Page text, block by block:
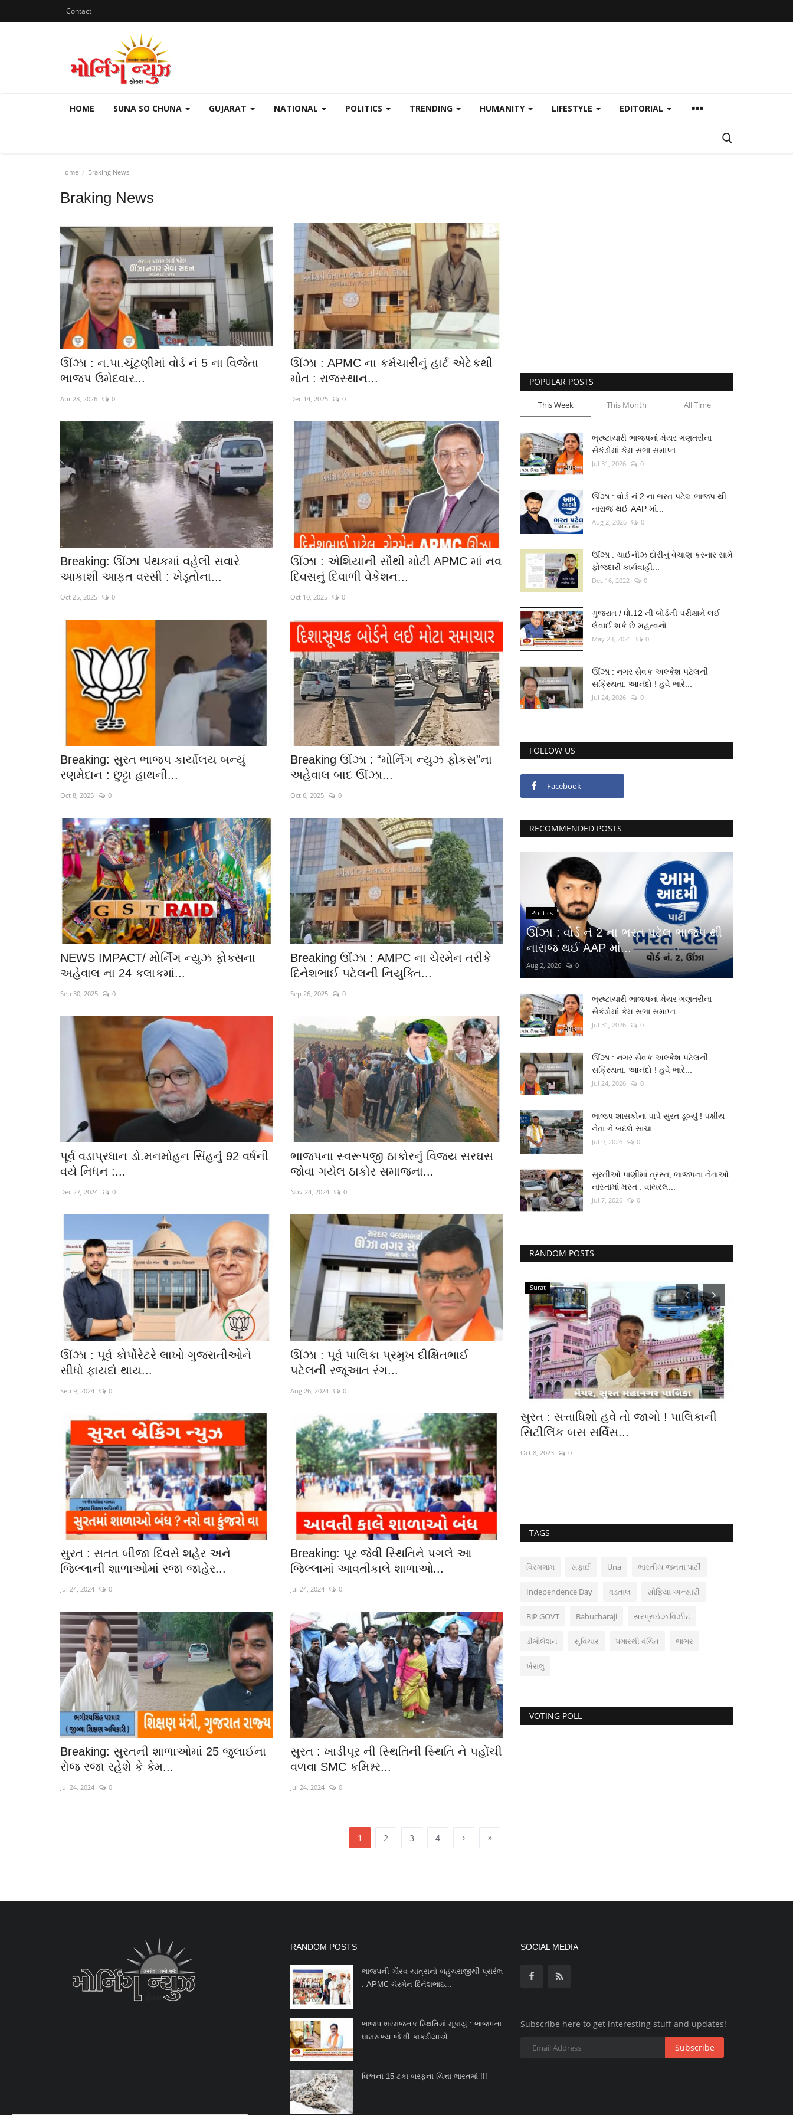
Contact
HOME SUNA SO CHUNA GUJARAT NATIONAL POLITICS TRENDING HUMANITY LIFESTYLE EDITORIAL
Home Braking News
Braking News
ઊંઝા : ન.પા.ચૂંટણીમાં વોર્ડ નં 5 ના વિજેતા
ભાજપ ઉમેદવાર...
Apr 28, 2026 0
ઊંઝા : APMC ના કર્મચારીનું હાર્ટ એટેકથી
મોત : રાજસ્થાન...
Dec 14, 2025 0
Breaking: ઊંઝા પંથકમાં વહેલી સવારે
આકાશી આફત વરસી : ખેડૂતોના...
Oct 25, 2025 0
ઊંઝા : એશિયાની સૌથી મોટી APMC માં નવ
દિવસનું દિવાળી વેકેશન...
Oct 10, 2025 0
Breaking: સુરત ભાજપ કાર્યાલય બન્યું
રણમેદાન : છુટ્ટા હાથની...
Oct 8, 2025 0
Breaking ઊંઝા : “મોર્નિંગ ન્યુઝ ફોકસ”ના
અહેવાલ બાદ ઊંઝા...
Oct 6, 2025 0
NEWS IMPACT/ મોર્નિંગ ન્યુઝ ફોક્સના
અહેવાલ ના 24 કલાકમાં...
Sep 30, 2025 0
Breaking ઊંઝા : AMPC ના ચેરમેન તરીકે
દિનેશભાઈ પટેલની નિયુક્તિ...
Sep 26, 2025 0
પૂર્વ વડાપ્રધાન ડો.મનમોહન સિંહનું 92 વર્ષની
વયે નિધન :...
Dec 27, 2024 0
ભાજપના સ્વરૂપજી ઠાકોરનું વિજય સરઘસ
જોવા ગયેલ ઠાકોર સમાજના...
Nov 24, 2024 0
ઊંઝા : પૂર્વ કોર્પોરેટરે લાખો ગુજરાતીઓને
સીધો ફાયદો થાય...
Sep 9, 2024 0
ઊંઝા : પૂર્વ પાલિકા પ્રમુખ દીક્ષિતભાઈ
પટેલની રજૂઆત રંગ...
Aug 26, 2024 0
સુરત : સતત બીજા દિવસે શહેર અને
જિલ્લાની શાળાઓમાં રજા જાહેર...
Jul 24, 2024 0
Breaking: પૂર જેવી સ્થિતિને પગલે આ
જિલ્લામાં આવતીકાલે શાળાઓ...
Jul 24, 2024 0
Breaking: સુરતની શાળાઓમાં 25 જુલાઈના
રોજ રજા રહેશે કે કેમ...
Jul 24, 2024 0
સુરત : ખાડીપૂર ની સ્થિતિની સ્થિતિ ને પહોંચી
વળવા SMC કમિશ્નર...
Jul 24, 2024 0
1 2 3 4 › »
POPULAR POSTS
This Week This Month All Time
ભ્રષ્ટાચારી ભાજપનાં મેયર ગણતરીના
સેકંડોમાં કેમ સભા સમાપ્ત...
Jul 31, 2026 0
ઊંઝા : વોર્ડ નં 2 ના ભરત પટેલ ભાજપ થી
નારાજ થઈ AAP માં...
Aug 2, 2026 0
ઊંઝા : ચાઈનીઝ દોરીનું વેચાણ કરનાર સામે
ફોજદારી કાર્યવાહી...
Dec 16, 2022 0
ગુજરાત / ધો.12 ની બોર્ડની પરીક્ષાને લઈ
લેવાઈ શકે છે મહત્વનો...
May 23, 2021 0
ઊંઝા : નગર સેવક અલ્કેશ પટેલની
સક્રિયતા: આનંદો ! હવે ભારે...
Jul 24, 2026 0
FOLLOW US
Facebook
RECOMMENDED POSTS
Politics
ઊંઝા : વોર્ડ નં 2 ના ભરત પટેલ ભાજપ થી
નારાજ થઈ AAP માં...
Aug 2, 2026 0
ભ્રષ્ટાચારી ભાજપનાં મેયર ગણતરીના
સેકંડોમાં કેમ સભા સમાપ્ત...
Jul 31, 2026 0
ઊંઝા : નગર સેવક અલ્કેશ પટેલની
સક્રિયતા: આનંદો ! હવે ભારે...
Jul 24, 2026 0
ભાજપ શાસકોના પાપે સુરત ડૂબ્યું ! પક્ષીય
નેતા ને બદલે સાચા...
Jul 9, 2026 0
સુરતીઓ પાણીમાં ત્રસ્ત, ભાજપના નેતાઓ
નાસ્તામાં મસ્ત : વાયરલ...
Jul 7, 2026 0
RANDOM POSTS
Braking News
ઊંઝા : ન.પા.ચૂંટણીમાં વોર્ડ નં 5 ના વિજેતા
ભાજપ ઉમેદવાર...
Apr 28, 2026 0
Religious
અયોધ્યામાં રામ મંદિર નિર્માણ માટે વિશ્વ
હિન્દુ પરિષદે દાન...
Apr 16, 2021 0
Surat
સુરત : સત્તાધિશો હવે તો જાગો ! પાલિકાની
સિટીલિંક બસ સર્વિસ...
Oct 8, 2023 0
TAGS
વિરમગામ સફાઈ Una ભારતીય જનતા પાર્ટી
Independence Day વડતાલ સોફિયા અન્સારી
BJP GOVT Bahucharaji સરપ્રાઈઝ વિઝીટ
ડીમોલેશન સુવિચાર પગારથી વંચિત ભાભર
ખેરાલુ
VOTING POLL
RANDOM POSTS
ભાજપની ગૌરવ યાત્રાનો બહુચરાજીથી પ્રારંભ
: APMC ચેરમેન દિનેશભાઇ...
ભાજપ શરમજનક સ્થિતિમાં મૂકાયું : ભાજપના
ધારાસભ્ય જે.વી.કાકડીયાએ...
વિશ્વના 15 ટકા બરફના ચિત્તા ભારતમાં !!!
SOCIAL MEDIA
Subscribe here to get interesting stuff and updates!
Subscribe